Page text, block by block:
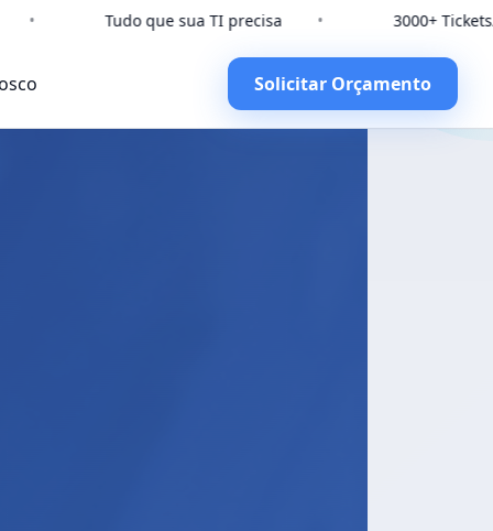
sua TI precisa • 3000+ Tickets/mês •
Solicitar Orçamento